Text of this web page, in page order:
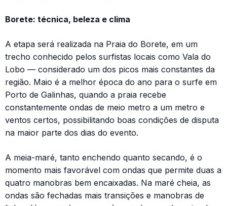
Borete: técnica, beleza e clima
A etapa será realizada na Praia do Borete, em um
trecho conhecido pelos surfistas locais como Vala do
Lobo — considerado um dos picos mais constantes da
região. Maio é a melhor época do ano para o surfe em
Porto de Galinhas, quando a praia recebe
constantemente ondas de meio metro a um metro e
ventos certos, possibilitando boas condições de disputa
na maior parte dos dias do evento.
A meia-maré, tanto enchendo quanto secando, é o
momento mais favorável com ondas que permite duas a
quatro manobras bem encaixadas. Na maré cheia, as
ondas são fechadas mais transições e manobras de